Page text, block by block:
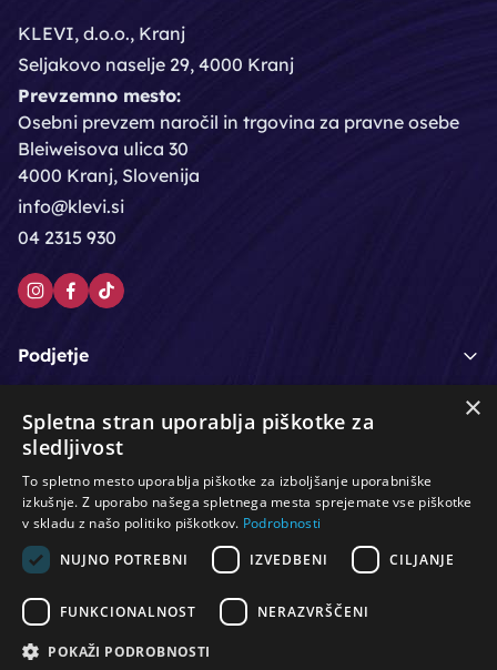
KLEVI, d.o.o., Kranj
Seljakovo naselje 29, 4000 Kranj
Prevzemno mesto:
Osebni prevzem naročil in trgovina za pravne osebe
Bleiweisova ulica 30
4000 Kranj, Slovenija
info@klevi.si
04 2315 930
Podjetje
Moj račun
Podpora strankam
Lasje & nega las / Roke & nohti / Orodje - kozmetično /
Oprema za salone / Čistoča & zaščita / Ostalo
×
Spletna stran uporablja piškotke za
sledljivost
To spletno mesto uporablja piškotke za izboljšanje uporabniške
izkušnje. Z uporabo našega spletnega mesta sprejemate vse piškotke
v skladu z našo politiko piškotkov. Podrobnosti
NUJNO POTREBNI
IZVEDBENI CILJANJE
FUNKCIONALNOST NERAZVRŠČENI
POKAŽI PODROBNOSTI